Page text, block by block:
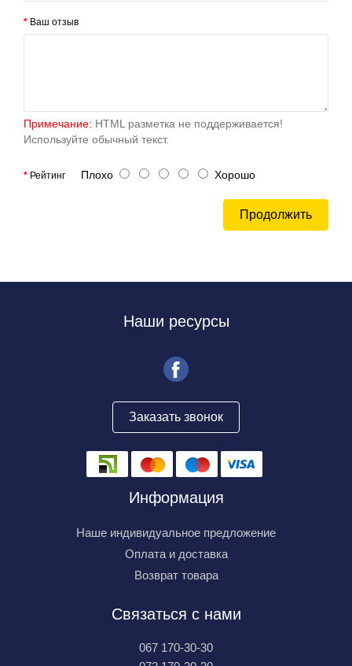
Ваш отзыв
Примечание: HTML разметка не поддерживается!
Используйте обычный текст.
Рейтинг Плохо Хорошо
Продолжить
Наши ресурсы
Заказать звонок
Информация
Наше индивидуальное предложение
Оплата и доставка
Возврат товара
Связаться с нами
067 170-30-30